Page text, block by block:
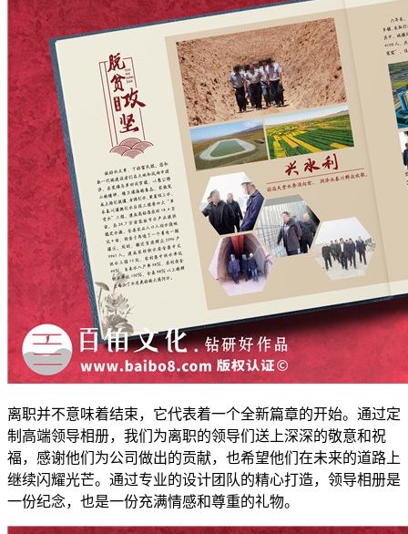
离职并不意味着结束，它代表着一个全新篇章的开始。通过定
制高端领导相册，我们为离职的领导们送上深深的敬意和祝
福，感谢他们为公司做出的贡献，也希望他们在未来的道路上
继续闪耀光芒。通过专业的设计团队的精心打造，领导相册是
一份纪念，也是一份充满情感和尊重的礼物。